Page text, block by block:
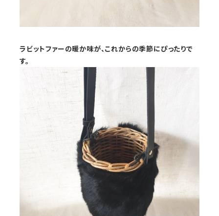
ラビットファーの暖か味が、これからの季節にぴったりで
す。